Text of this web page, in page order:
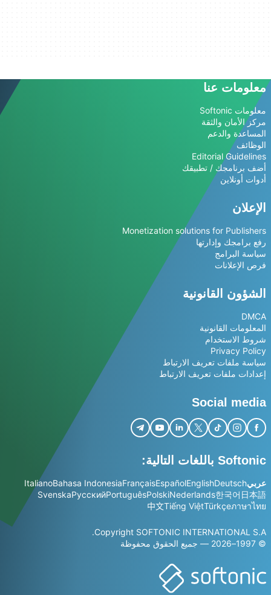
معلومات عنا
معلومات Softonic
مركز الأمان والثقة
المساعدة والدعم
الوظائف
Editorial Guidelines
أضف برنامجك / تطبيقك
أدوات أونلاين
الإعلان
Monetization solutions for Publishers
رفع برامجك وإدارتها
سياسة البرامج
فرص الإعلانات
الشؤون القانونية
DMCA
المعلومات القانونية
شروط الاستخدام
Privacy Policy
سياسة ملفات تعريف الارتباط
إعدادات ملفات تعريف الارتباط
Social media
Softonic باللغات التالية:
عربيDeutsch
English
Español
Français
Bahasa Indonesia
Italiano
日本語
한국어
Nederlands
Polski
Português
Русский
Svenska
ภาษาไทย
Türkçe
Tiếng Việt
中文
Copyright SOFTONIC INTERNATIONAL S.A.
© 1997–2026 — جميع الحقوق محفوظة